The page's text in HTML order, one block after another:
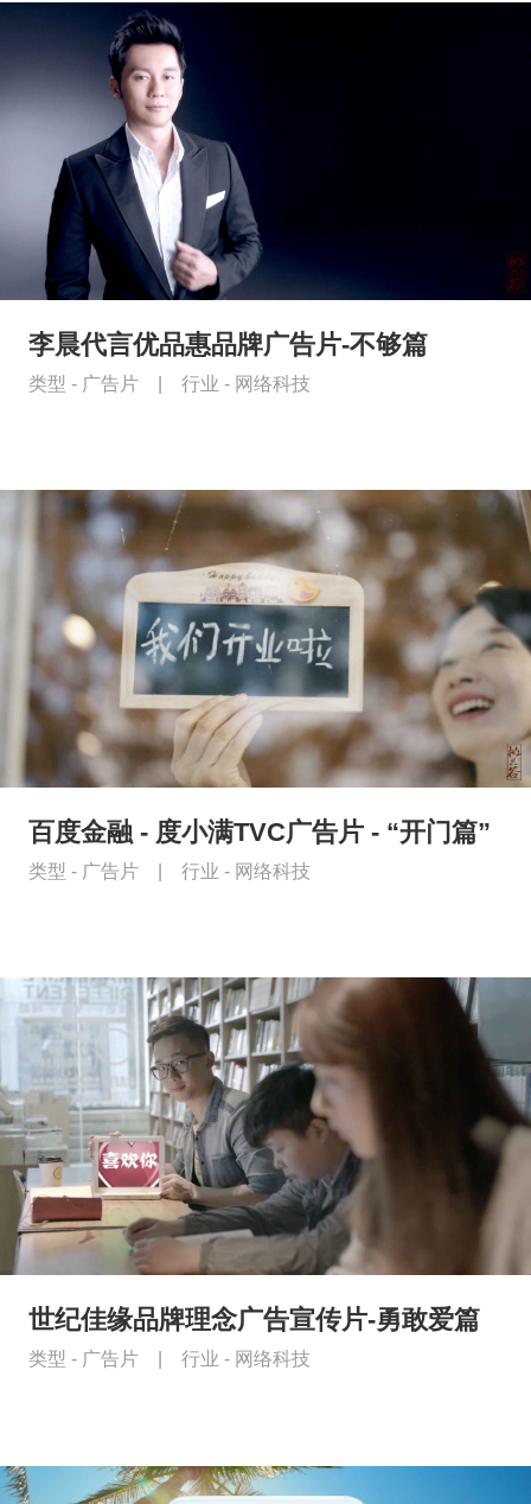
李晨代言优品惠品牌广告片-不够篇
类型 - 广告片 行业 - 网络科技
百度金融 - 度小满TVC广告片 - “开门篇”
类型 - 广告片 行业 - 网络科技
世纪佳缘品牌理念广告宣传片-勇敢爱篇
类型 - 广告片 行业 - 网络科技